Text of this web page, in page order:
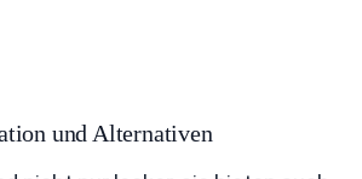
und Alternativen